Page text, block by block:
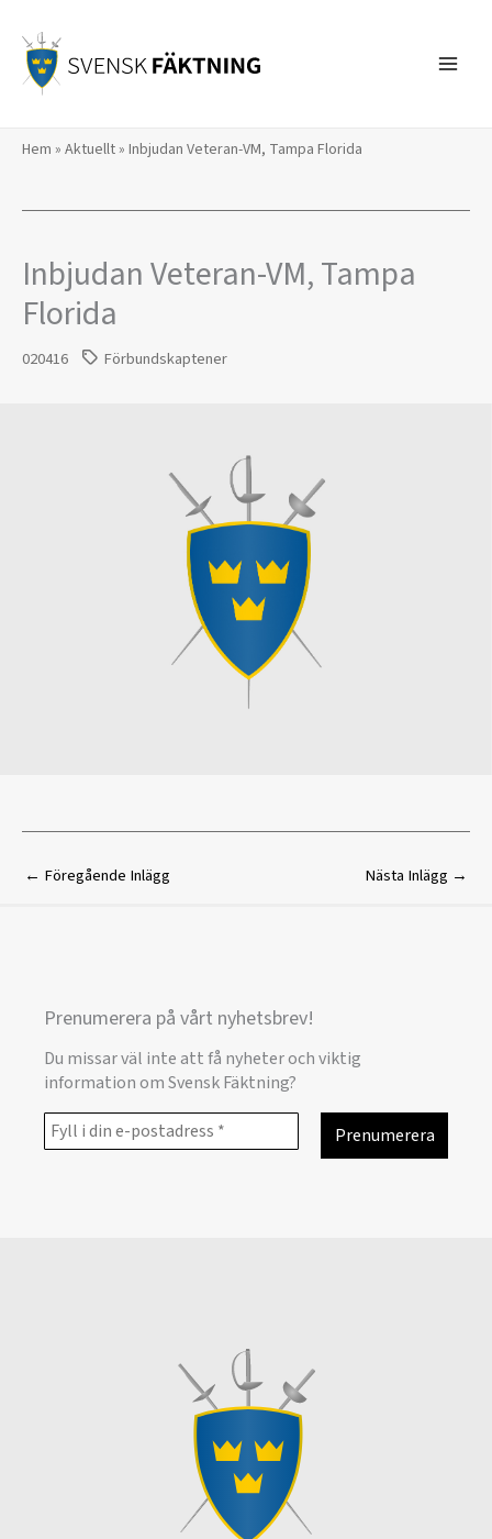
innehåll
Hem » Aktuellt» Inbjudan Veteran-VM, Tampa Florida
Inbjudan Veteran-VM, Tampa
Florida
020416 Förbundskaptener
← Föregående Inlägg Nästa Inlägg →
Prenumerera på vårt nyhetsbrev!
Du missar väl inte att få nyheter och viktig
information om Svensk Fäktning?